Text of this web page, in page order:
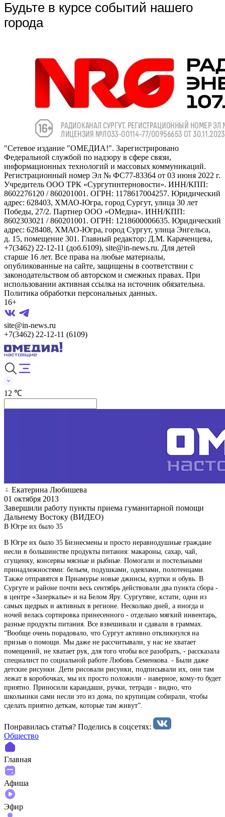
Будьте в курсе событий нашего
города
"Сетевое издание "ОМЕДИА!". Зарегистрировано
Федеральной службой по надзору в сфере связи,
информационных технологий и массовых коммуникаций.
Регистрационный номер Эл № ФС77-83364 от 03 июня 2022 г.
Учредитель ООО ТРК «Сургутинтерновости». ИНН/КПП:
8602276120 / 860201001. ОГРН: 1178617004257. Юридический
адрес: 628403, ХМАО-Югра, город Сургут, улица 30 лет
Победы, 27/2. Партнер ООО «ОМедиа». ИНН/КПП:
8602303021 / 860201001. ОГРН: 1218600006635. Юридический
адрес: 628408, ХМАО-Югра, город Сургут, улица Энгельса,
д. 15, помещение 301. Главный редактор: Д.М. Караченцева,
+7(3462) 22-12-11 (доб.6109), site@in-news.ru. Для детей
старше 16 лет. Все права на любые материалы,
опубликованные на сайте, защищены в соответствии с
законодательством об авторском и смежных правах. При
использовании активная ссылка на источник обязательна.
Политика обработки персональных данных.
16+
site@in-news.ru
+7(3462) 22-12-11 (6109)
12 ℃
Екатерина Любишева
01 октября 2013
Завершили работу пункты приема гуманитарной помощи
Дальнему Востоку (ВИДЕО)
В Югре их было 35
В Югре их было 35 Бизнесмены и просто неравнодушные граждане
несли в большинстве продукты питания: макароны, сахар, чай,
сгущенку, консервы мясные и рыбные. Помогали и постельными
принадлежностями: бельем, подушками, одеялами, полотенцами.
Также отправятся в Приамурье новые джинсы, куртки и обувь. В
Сургуте и районе почти весь сентябрь действовали два пункта сбора -
в центре «Зазеркалье» и на Белом Яру. Сургутяне, кстати, одни из
самых щедрых и активных в регионе. Несколько дней, а иногда и
ночей велась сортировка принесенного - отдельно мягкий инвентарь,
разные продукты питания. Все взвешивали и сдавали в граммах.
“Вообще очень порадовало, что Сургут активно откликнулся на
призыв о помощи. Мы даже не рассчитывали, у нас не хватает
помещений, не хватает рук, для того чтобы все разобрать, - рассказала
специалист по социальной работе Любовь Семенкова. - Были даже
детские рисунки. Дети рисовали рисунки, подписывали их, они там
лежат в коробочках, мы их просто положили - наверное, кому-то будет
приятно. Приносили карандаши, ручки, тетради - видно, что
школьники сами несли это из дома, по крупицам собирали, чтобы
сделать приятно деткам, которые там живут”.
Понравилась статья? Поделиcь в соцсетях:
Общество
Главная
Афиша
Эфир